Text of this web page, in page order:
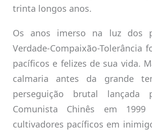
trinta longos anos.
Os anos imerso na luz dos
Verdade-Compaixão-Tolerância
pacíficos e felizes de sua vida.
calmaria antes da grande
perseguição brutal lançada
Comunista Chinês em 1999
cultivadores pacíficos em